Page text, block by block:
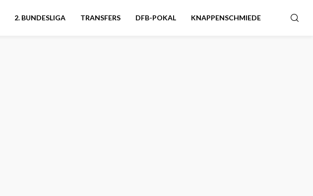
2. BUNDESLIGA TRANSFERS DFB-POKAL KNAPPENSCHMIEDE